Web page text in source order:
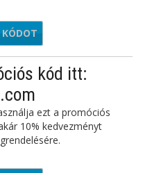
kód itt:
ezt a promóciós
10% kedvezményt